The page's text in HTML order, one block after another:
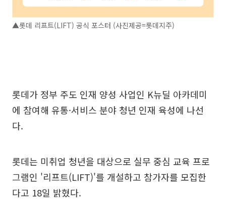
▲롯데 리프트(LIFT) 공식 포스터 (사진제공=롯데지주)
롯데가 정부 주도 인재 양성 사업인 K뉴딜 아카데미
에 참여해 유통·서비스 분야 청년 인재 육성에 나선
다.
롯데는 미취업 청년을 대상으로 실무 중심 교육 프로
그램인 '리프트(LIFT)'를 개설하고 참가자를 모집한
다고 18일 밝혔다.